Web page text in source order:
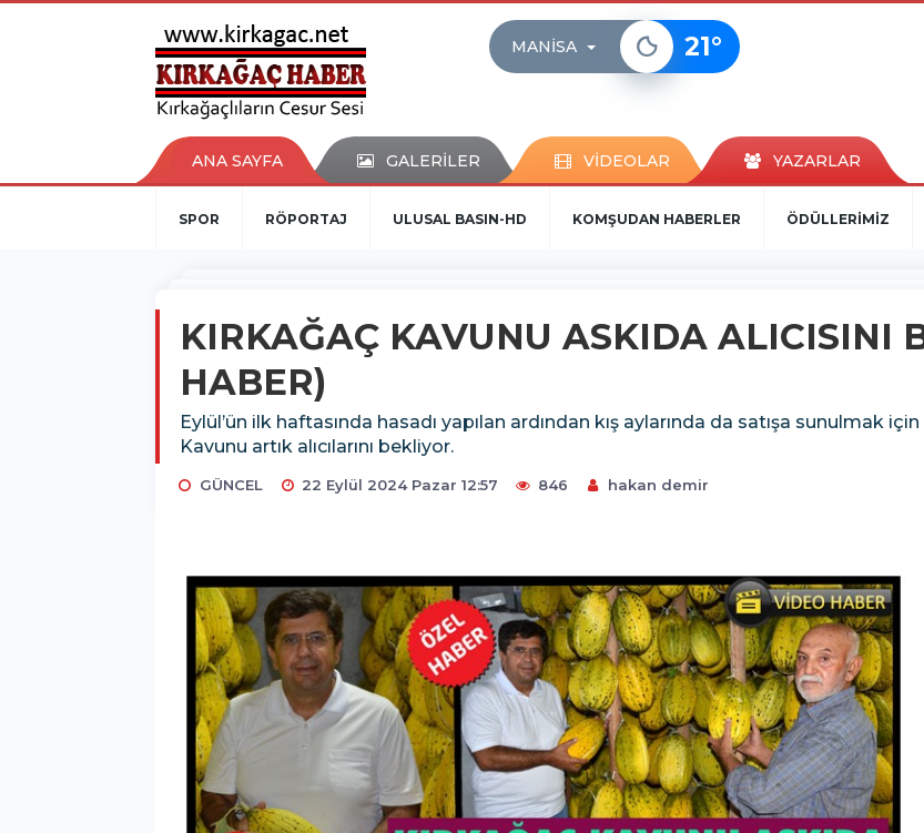
MANISA 21°
ANA SAYFA GALERİLER VİDEOLAR YAZARLAR
SPOR RÖPORTAJ ULUSAL BASIN-HD KOMŞUDAN HABERLER ÖDÜLLERİMİZ
KIRKAĞAÇ KAVUNU ASKIDA ALICISINI
HABER)
Eylül’ün ilk haftasında hasadı yapılan ardından kış aylarında da satışa sunulmak
Kavunu artık alıcılarını bekliyor.
GÜNCEL 22 Eylül 2024 Pazar 12:57 846 hakan demir